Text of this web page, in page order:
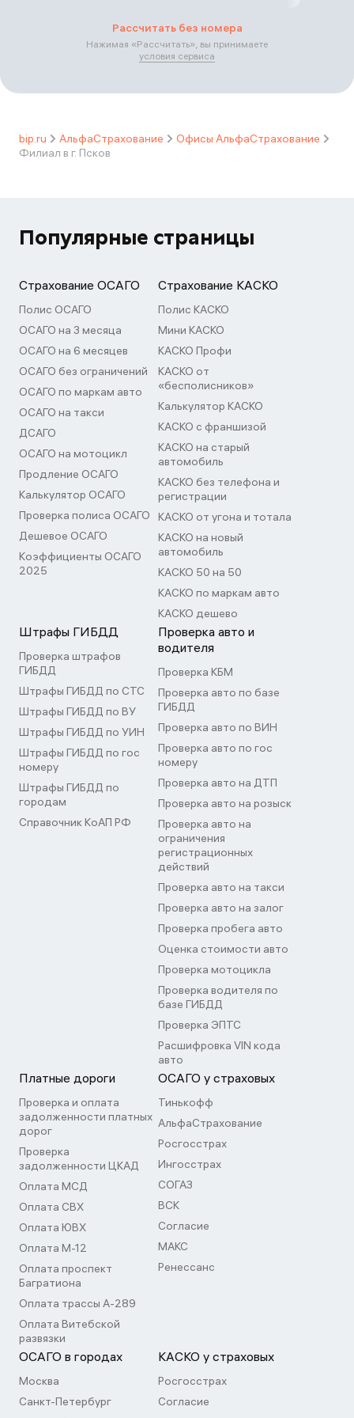
Рассчитать без номера
Нажимая «Рассчитать», вы принимаете
условия сервиса
bip.ru АльфаСтрахование
Офисы АльфаСтрахование
Филиал в г. Псков
Популярные страницы
Страхование ОСАГО
Полис ОСАГО
ОСАГО на 3 месяца
ОСАГО на 6 месяцев
ОСАГО без ограничений
ОСАГО по маркам авто
ОСАГО на такси
ДСАГО
ОСАГО на мотоцикл
Продление ОСАГО
Калькулятор ОСАГО
Проверка полиса ОСАГО
Дешевое ОСАГО
Коэффициенты ОСАГО
2025
Страхование КАСКО
Полис КАСКО
Мини КАСКО
КАСКО Профи
КАСКО от
«бесполисников»
Калькулятор КАСКО
КАСКО с франшизой
КАСКО на старый
автомобиль
КАСКО без телефона и
регистрации
КАСКО от угона и тотала
КАСКО на новый
автомобиль
КАСКО 50 на 50
КАСКО по маркам авто
КАСКО дешево
Штрафы ГИБДД
Проверка штрафов
ГИБДД
Штрафы ГИБДД по СТС
Штрафы ГИБДД по ВУ
Штрафы ГИБДД по УИН
Штрафы ГИБДД по гос
номеру
Штрафы ГИБДД по
городам
Справочник КоАП РФ
Проверка авто и
водителя
Проверка КБМ
Проверка авто по базе
ГИБДД
Проверка авто по ВИН
Проверка авто по гос
номеру
Проверка авто на ДТП
Проверка авто на розыск
Проверка авто на
ограничения
регистрационных
действий
Проверка авто на такси
Проверка авто на залог
Проверка пробега авто
Оценка стоимости авто
Проверка мотоцикла
Проверка водителя по
базе ГИБДД
Проверка ЭПТС
Расшифровка VIN кода
авто
Платные дороги
Проверка и оплата
задолженности платных
дорог
Проверка
задолженности ЦКАД
Оплата МСД
Оплата СВХ
Оплата ЮВХ
Оплата М-12
Оплата проспект
Багратиона
Оплата трассы А-289
Оплата Витебской
развязки
ОСАГО у страховых
Тинькофф
АльфаСтрахование
Росгосстрах
Ингосстрах
СОГАЗ
ВСК
Согласие
МАКС
Ренессанс
ОСАГО в городах
Москва
Санкт-Петербург
КАСКО у страховых
Росгосстрах
Согласие